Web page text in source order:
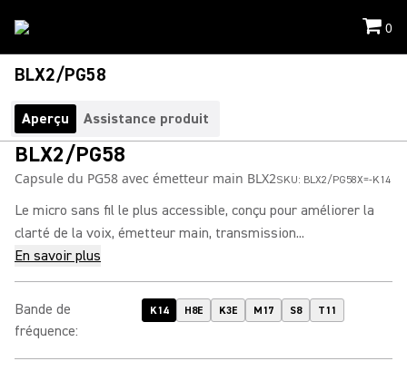
0
BLX2/PG58
Aperçu Assistance produit
BLX2/PG58
Capsule du PG58 avec émetteur main BLX2SKU: BLX2/PG58X=-K14
Le micro sans fil le plus accessible, conçu pour améliorer la
clarté de la voix, émetteur main, transmission...
En savoir plus
Bande de
fréquence:
K14 H8E K3E M17 S8 T11